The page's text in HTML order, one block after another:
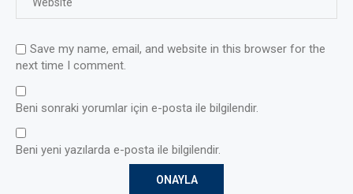
Save my name, email, and website in this browser for the
next time I comment.
Beni sonraki yorumlar için e-posta ile bilgilendir.
Beni yeni yazılarda e-posta ile bilgilendir.